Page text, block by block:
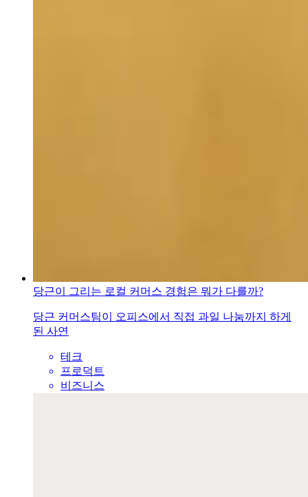
당근이 그리는 로컬 커머스 경험은 뭐가 다를까?
당근 커머스팀이 오피스에서 직접 과일 나눔까지 하게
된 사연
테크
프로덕트
비즈니스